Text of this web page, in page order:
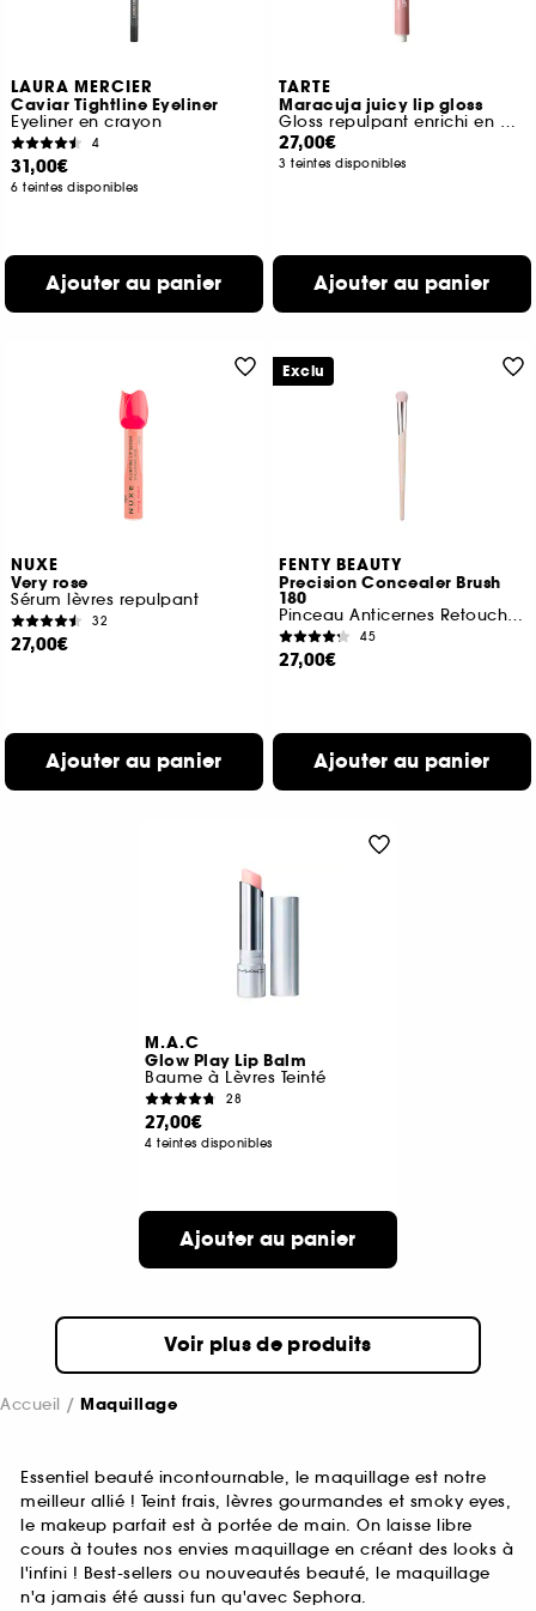
LAURA MERCIER
Caviar Tightline Eyeliner
Eyeliner en crayon
4
31,00€
6 teintes disponibles
Ajouter au panier
TARTE
Maracuja juicy lip gloss
Gloss repulpant enrichi en peptides
27,00€
3 teintes disponibles
Ajouter au panier
NUXE
Very rose
Sérum lèvres repulpant
32
27,00€
Ajouter au panier
FENTY BEAUTY
Precision Concealer Brush
180
Pinceau Anticernes Retouche Instantanée
45
27,00€
Ajouter au panier
Exclu
M.A.C
Glow Play Lip Balm
Baume à Lèvres Teinté
28
27,00€
4 teintes disponibles
Ajouter au panier
Voir plus de produits
Accueil Maquillage
Essentiel beauté incontournable, le maquillage est notre
meilleur allié ! Teint frais, lèvres gourmandes et smoky eyes,
le makeup parfait est à portée de main. On laisse libre
cours à toutes nos envies maquillage en créant des looks à
l'infini ! Best-sellers ou nouveautés beauté, le maquillage
n'a jamais été aussi fun qu'avec Sephora.